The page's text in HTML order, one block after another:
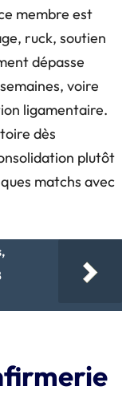
membre est
ruck, soutien
dépasse
voire
ligamentaire.
dès
plutôt
matchs avec